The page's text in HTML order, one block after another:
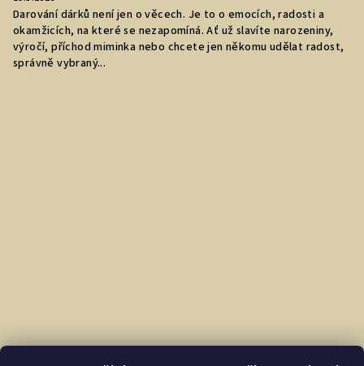
Darování dárků není jen o věcech. Je to o emocích, radosti a
okamžicích, na které se nezapomíná. Ať už slavíte narozeniny,
výročí, příchod miminka nebo chcete jen někomu udělat radost,
správně vybraný...